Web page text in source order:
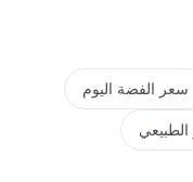
سعر الفضة اليوم
الطبيعي